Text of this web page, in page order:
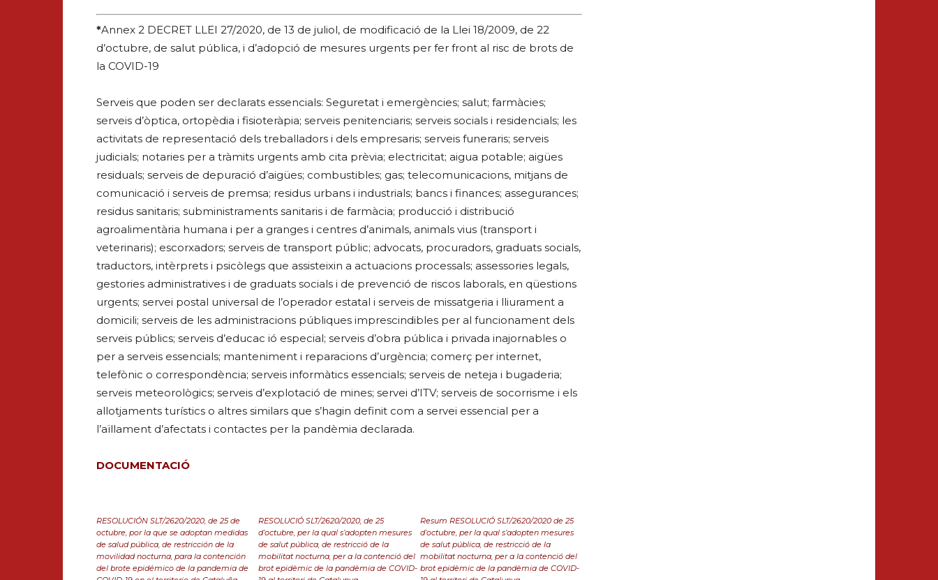
*Annex 2 DECRET LLEI 27/2020, de 13 de juliol, de modificació de la Llei 18/2009, de 22
d’octubre, de salut pública, i d’adopció de mesures urgents per fer front al risc de brots de
la COVID-19
Serveis que poden ser declarats essencials: Seguretat i emergències; salut; farmàcies;
serveis d’òptica, ortopèdia i fisioteràpia; serveis penitenciaris; serveis socials i residencials; les
activitats de representació dels treballadors i dels empresaris; serveis funeraris; serveis
judicials; notaries per a tràmits urgents amb cita prèvia; electricitat; aigua potable; aigües
residuals; serveis de depuració d’aigües; combustibles; gas; telecomunicacions, mitjans de
comunicació i serveis de premsa; residus urbans i industrials; bancs i finances; assegurances;
residus sanitaris; subministraments sanitaris i de farmàcia; producció i distribució
agroalimentària humana i per a granges i centres d’animals, animals vius (transport i
veterinaris); escorxadors; serveis de transport públic; advocats, procuradors, graduats socials,
traductors, intèrprets i psicòlegs que assisteixin a actuacions processals; assessories legals,
gestories administratives i de graduats socials i de prevenció de riscos laborals, en qüestions
urgents; servei postal universal de l’operador estatal i serveis de missatgeria i lliurament a
domicili; serveis de les administracions públiques imprescindibles per al funcionament dels
serveis públics; serveis d’educac ió especial; serveis d’obra pública i privada inajornables o
per a serveis essencials; manteniment i reparacions d’urgència; comerç per internet,
telefònic o correspondència; serveis informàtics essencials; serveis de neteja i bugaderia;
serveis meteorològics; serveis d’explotació de mines; servei d’ITV; serveis de socorrisme i els
allotjaments turístics o altres similars que s’hagin definit com a servei essencial per a
l’aïllament d’afectats i contactes per la pandèmia declarada.
DOCUMENTACIÓ
RESOLUCIÓN SLT/2620/2020, de 25 de
octubre, por la que se adoptan medidas
de salud pública, de restricción de la
movilidad nocturna, para la contención
del brote epidémico de la pandemia de
RESOLUCIÓ SLT/2620/2020, de 25
d’octubre, per la qual s’adopten mesures
de salut pública, de restricció de la
mobilitat nocturna, per a la contenció del
brot epidèmic de la pandèmia de COVID-
Resum RESOLUCIÓ SLT/2620/2020 de 25
d’octubre, per la qual s’adopten mesures
de salut pública, de restricció de la
mobilitat nocturna, per a la contenció del
brot epidèmic de la pandèmia de COVID-